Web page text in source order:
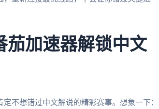
茄加速器解锁中文
不想错过中文解说的精彩赛事。想象一下：